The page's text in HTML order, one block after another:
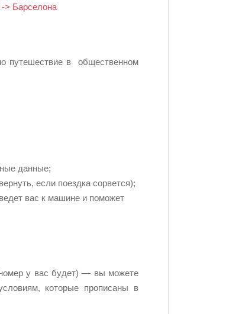
> Барселона
путешествие в общественном
данные;
если поездка сорвется);
вас к машине и поможет
у вас будет) — вы можете
которые прописаны в